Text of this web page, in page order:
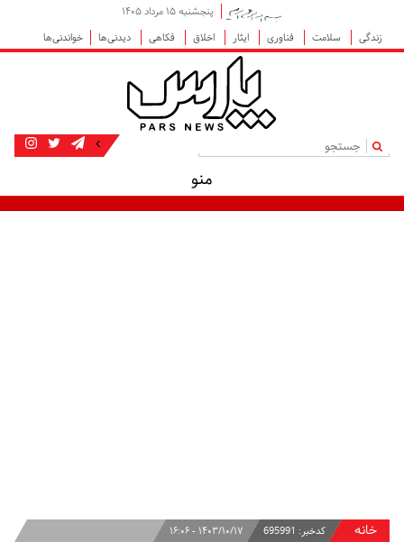
پنجشنبه ۱۵ مرداد ۱۴۰۵
زندگی
سلامت فناوری ایثار اخلاق فکاهی دیدنی‌ها خواندنی‌ها
|
منو
خانه کدخبر: 695991 ۱۴۰۳/۱۰/۱۷ - ۱۶:۰۶